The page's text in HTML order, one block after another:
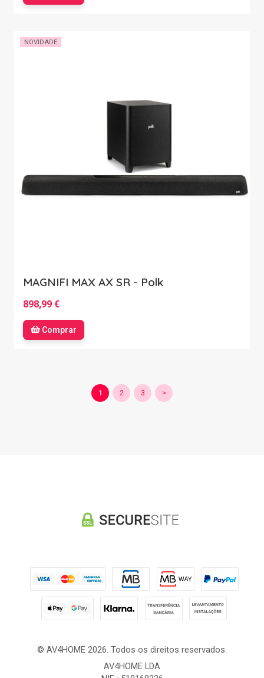
NOVIDADE
MAGNIFI MAX AX SR - Polk
898,99 €
Comprar
1 2 3 >
© AV4HOME 2026. Todos os direitos reservados.
AV4HOME LDA